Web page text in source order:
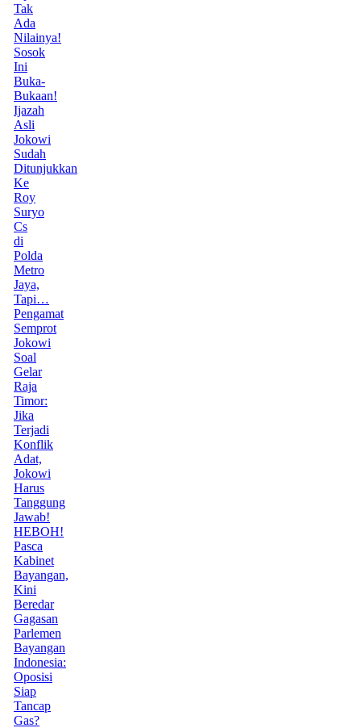
Tak
Ada
Nilainya!
Sosok
Ini
Buka-
Bukaan!
Ijazah
Asli
Jokowi
Sudah
Ditunjukkan
Ke
Roy
Suryo
Cs
di
Polda
Metro
Jaya,
Tapi…
Pengamat
Semprot
Jokowi
Soal
Gelar
Raja
Timor:
Jika
Terjadi
Konflik
Adat,
Jokowi
Harus
Tanggung
Jawab!
HEBOH!
Pasca
Kabinet
Bayangan,
Kini
Beredar
Gagasan
Parlemen
Bayangan
Indonesia:
Oposisi
Siap
Tancap
Gas?